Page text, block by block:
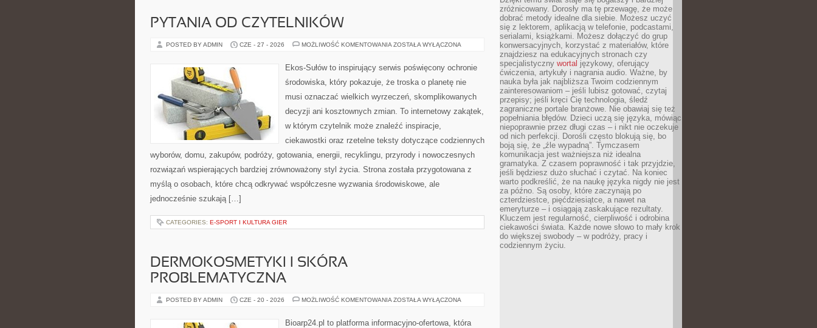
PYTANIA OD CZYTELNIKÓW
POSTED BY ADMIN CZE - 27 - 2026 MOŻLIWOŚĆ KOMENTOWANIA PYTANIA
ZOSTAŁA WYŁĄCZONA
Ekos-Sułów to inspirujący serwis poświęcony ochronie
środowiska, który pokazuje, że troska o planetę nie
musi oznaczać wielkich wyrzeczeń, skomplikowanych
decyzji ani kosztownych zmian. To internetowy zakątek,
w którym czytelnik może znaleźć inspiracje,
ciekawostki oraz rzetelne teksty dotyczące codziennych
wyborów, domu, zakupów, podróży, gotowania, energii, recyklingu, przyrody i nowoczesnych
rozwiązań wspierających bardziej zrównoważony styl życia. Strona została przygotowana z
myślą o osobach, które chcą odkrywać współczesne wyzwania środowiskowe, ale
jednocześnie szukają […]
CATEGORIES: E-SPORT I KULTURA GIER
DERMOKOSMETYKI I SKÓRA
PROBLEMATYCZNA
POSTED BY ADMIN CZE - 20 - 2026 MOŻLIWOŚĆ KOMENTOWANIA DERMOKOSMETYKI
PROBLEMATYCZNA
ZOSTAŁA WYŁĄCZONA
Bioarp24.pl to platforma informacyjno-ofertowa, która
zróżnicowany. Dorosły ma tę przewagę, że może
dobrać metody idealne dla siebie. Możesz uczyć
się z lektorem, aplikacją w telefonie, podcastami,
serialami, książkami. Możesz dołączyć do grup
konwersacyjnych, korzystać z materiałów, które
znajdziesz na edukacyjnych stronach czy
specjalistyczny wortal językowy, oferujący
ćwiczenia, artykuły i nagrania audio. Ważne, by
nauka była jak najbliższa Twoim codziennym
zainteresowaniom – jeśli lubisz gotować, czytaj
przepisy; jeśli kręci Cię technologia, śledź
zagraniczne portale branżowe. Nie obawiaj się też
popełniania błędów. Dzieci uczą się języka, mówiąc
niepoprawnie przez długi czas – i nikt nie oczekuje
od nich perfekcji. Dorośli często blokują się, bo
boją się, że „źle wypadną”. Tymczasem
komunikacja jest ważniejsza niż idealna
gramatyka. Z czasem poprawność i tak przyjdzie,
jeśli będziesz dużo słuchać i czytać. Na koniec
warto podkreślić, że na naukę języka nigdy nie jest
za późno. Są osoby, które zaczynają po
czterdziestce, pięćdziesiątce, a nawet na
emeryturze – i osiągają zaskakujące rezultaty.
Kluczem jest regularność, cierpliwość i odrobina
ciekawości świata. Każde nowe słowo to mały krok
do większej swobody – w podróży, pracy i
codziennym życiu.